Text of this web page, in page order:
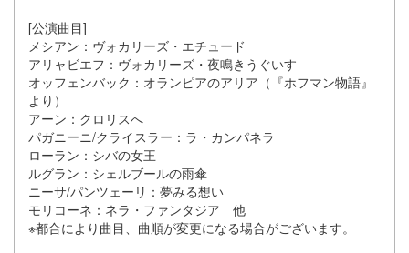
[公演曲目]
メシアン：ヴォカリーズ・エチュード
アリャビエフ：ヴォカリーズ・夜鳴きうぐいす
オッフェンバック：オランピアのアリア（『ホフマン物語』
より）
アーン：クロリスへ
パガニーニ/クライスラー：ラ・カンパネラ
ローラン：シバの女王
ルグラン：シェルブールの雨傘
ニーサ/パンツェーリ：夢みる想い
モリコーネ：ネラ・ファンタジア 他
※都合により曲目、曲順が変更になる場合がございます。